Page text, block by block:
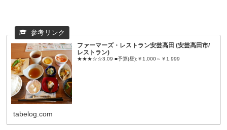
ファーマーズ・レストラン安芸高田 (安芸高田市/
レストラン)
★★★☆☆3.09 ■予算(昼):￥1,000～￥1,999
tabelog.com